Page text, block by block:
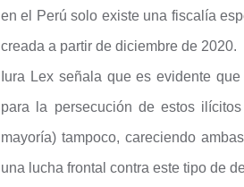
en el Perú solo existe una fiscalía
creada a partir de diciembre de 2020.
Iura Lex señala que es evidente
para la persecución de estos
mayoría) tampoco, careciendo
una lucha frontal contra este tipo de